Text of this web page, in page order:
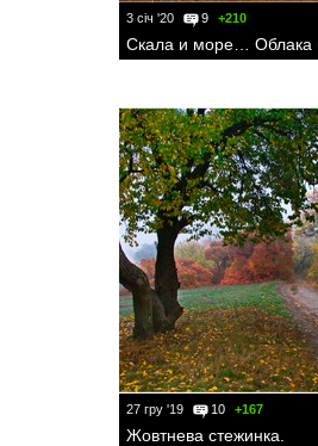
3 січ '20 9 +210
27 гру '19 10 +167
Жовтнева стежинка.